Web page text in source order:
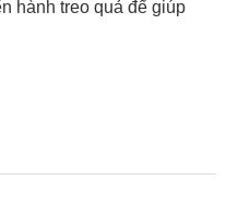
hành treo quả để giúp